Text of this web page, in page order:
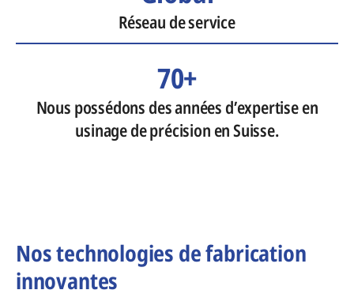
Réseau de service
70+
Nous possédons des années d’expertise en
usinage de précision en Suisse.
Nos technologies de fabrication
innovantes